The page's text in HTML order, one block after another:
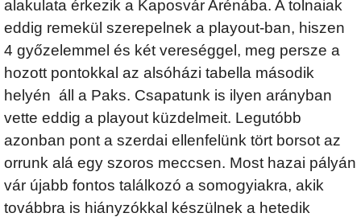
alakulata érkezik a Kaposvár Arénába. A tolnaiak
eddig remekül szerepelnek a playout-ban, hiszen
4 győzelemmel és két vereséggel, meg persze a
hozott pontokkal az alsóházi tabella második
helyén áll a Paks. Csapatunk is ilyen arányban
vette eddig a playout küzdelmeit. Legutóbb
azonban pont a szerdai ellenfelünk tört borsot az
orrunk alá egy szoros meccsen. Most hazai pályán
vár újabb fontos találkozó a somogyiakra, akik
továbbra is hiányzókkal készülnek a hetedik